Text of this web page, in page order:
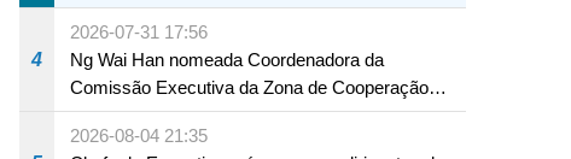
A12 da Zona A dos Novos Aterros
4
2026-07-31 17:56
Ng Wai Han nomeada Coordenadora da
Comissão Executiva da Zona de Cooperação
Aprofundada entre Guangdong e Macau em
Hengqin
2026-08-04 21:35